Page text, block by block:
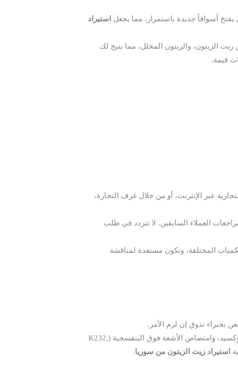
يفتح أسواقاً جديدة باستمرار، مما يجعل
استيراد
الزيتون، والزيتون المخلل، مما يتيح لك
قيمة.
عبر الإنترنت، أو من خلال غرف التجارة،
العملاء السابقين. لا تتردد في طلب
المختلفة، وتكون مستعدة لمناقشة
بخبراء تذوق إن لزم الأمر.
أرسل العينات إلى مختبر محايد ومعتمد في بلدك لفحص درجة الحموضة، نسبة البيروكسيد، وامتصاص الأشعة فوق البنفسجية (K232,
استيراد زيت الزيتون من سوريا.